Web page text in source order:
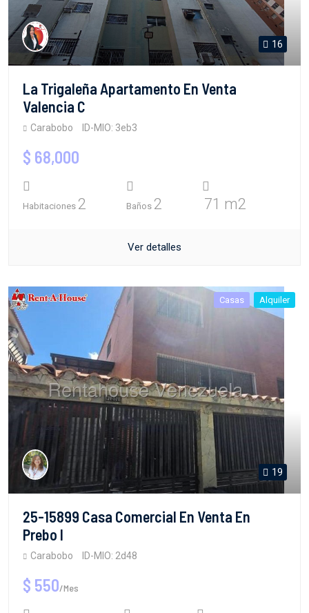
16
La Trigaleña Apartamento En Venta
Valencia C
Carabobo ID-MIO: 3eb3
$ 68,000
Habitaciones 2 Baños 2 71 m2
Ver detalles
Casas Alquiler
19
25-15899 Casa Comercial En Venta En
Prebo I
Carabobo ID-MIO: 2d48
$ 550/Mes